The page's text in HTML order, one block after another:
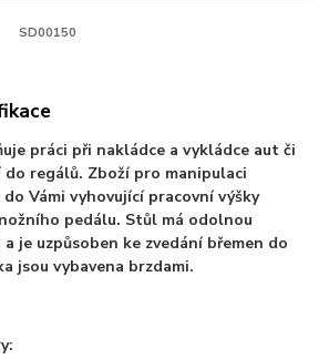
SD00150
práci při nakládce a vykládce aut či
do regálů. Zboží pro manipulaci
Vámi vyhovující pracovní výšky
pedálu. Stůl má odolnou
je uzpůsoben ke zvedání břemen do
jsou vybavena brzdami.